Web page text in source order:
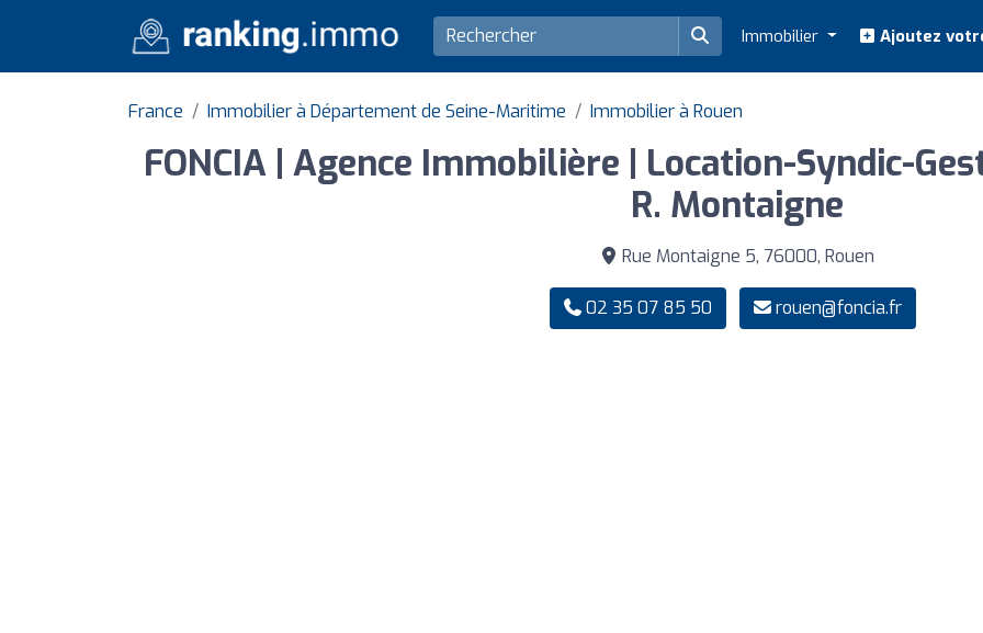
Immobilier Ajoutez
France Immobilier à Département de Seine-Maritime Immobilier à Rouen
FONCIA | Agence Immobilière | Location-Syndic-
R. Montaigne
Rue Montaigne 5, 76000, Rouen
02 35 07 85 50 rouen@foncia.fr